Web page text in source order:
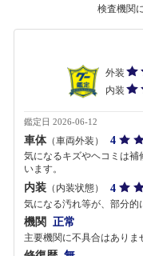
検査機関
外装
内装
鑑定日 2026-06-12
車体（車両外装） 4
気になるキズやヘコミは
います。
内装 （内装状態） 4
気になる汚れ等が、部分的
機関 正常
主要機関に不具合はありま